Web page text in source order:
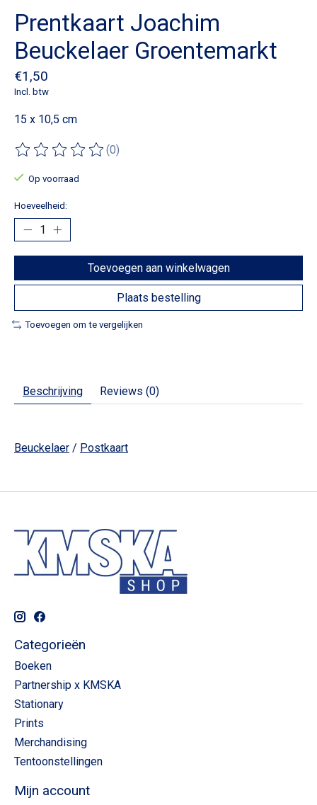
Prentkaart Joachim
Beuckelaer Groentemarkt
€1,50
Incl. btw
15 x 10,5 cm
De beoordeling van dit product is
(0)
Op voorraad
Hoeveelheid:
Toevoegen aan winkelwagen
Plaats bestelling
Toevoegen om te vergelijken
Beschrijving Reviews (0)
Beuckelaer / Postkaart
Categorieën
Boeken
Partnership x KMSKA
Stationary
Prints
Merchandising
Tentoonstellingen
Mijn account